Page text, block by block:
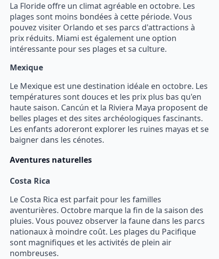
La Floride offre un climat agréable en octobre. Les
plages sont moins bondées à cette période. Vous
pouvez visiter Orlando et ses parcs d'attractions à
prix réduits. Miami est également une option
intéressante pour ses plages et sa culture.
Mexique
Le Mexique est une destination idéale en octobre. Les
températures sont douces et les prix plus bas qu'en
haute saison. Cancún et la Riviera Maya proposent de
belles plages et des sites archéologiques fascinants.
Les enfants adoreront explorer les ruines mayas et se
baigner dans les cénotes.
Aventures naturelles
Costa Rica
Le Costa Rica est parfait pour les familles
aventurières. Octobre marque la fin de la saison des
pluies. Vous pouvez observer la faune dans les parcs
nationaux à moindre coût. Les plages du Pacifique
sont magnifiques et les activités de plein air
nombreuses.